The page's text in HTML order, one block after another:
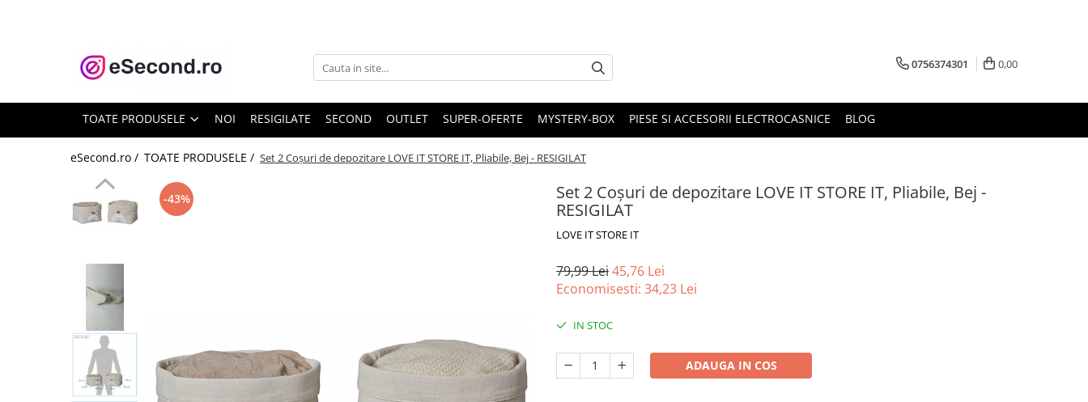
TOATE PRODUSELE
Accesorii Auto
Covorase auto
Echipamente pentru Atelier
Intretinere & Cosmetica auto
Casa, Gradina & Bricolaj
Bucatarie & Servire
Curatenie si intretinere
0756374301 0,00
TOATE PRODUSELE NOI RESIGILATE SECOND OUTLET SUPER-OFERTE MYSTERY-BOX PIESE SI ACCESORII ELECTROCASNICE BLOG
eSecond.ro / TOATE PRODUSELE / Set 2 Coșuri de depozitare LOVE IT STORE IT, Pliabile, Bej - RESIGILAT
Set 2 Coșuri de depozitare LOVE IT STORE IT, Pliabile, Bej -
RESIGILAT
LOVE IT STORE IT
-43%
79,99 Lei45,76 Lei
Economisesti: 34,23 Lei
IN STOC
ADAUGA IN COS